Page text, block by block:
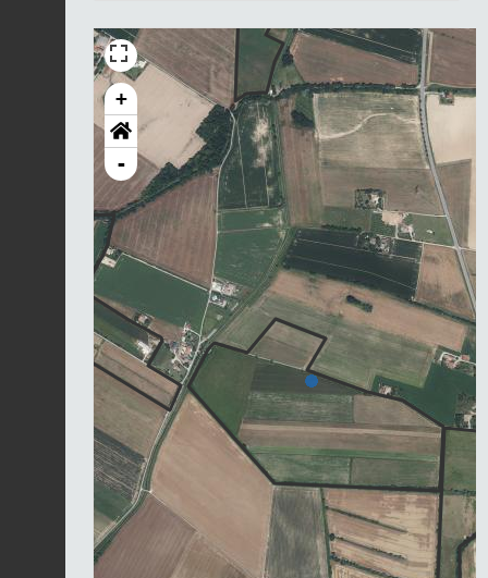
Chargement...
+
-